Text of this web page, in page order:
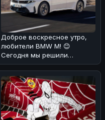
Доброе воскресное утро,
любители BMW M! 😊
Сегодня мы решили
порадовать вас новостью о
том, что стан